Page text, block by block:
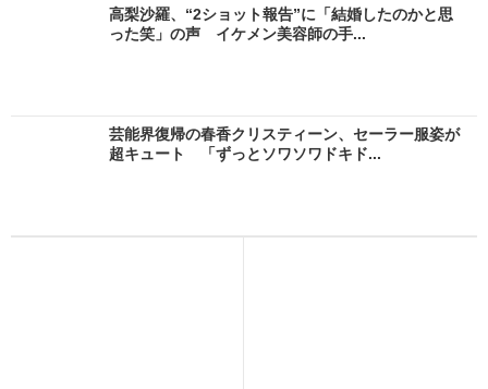
高梨沙羅、“2ショット報告”に「結婚したのかと思
った笑」の声 イケメン美容師の手...
芸能界復帰の春香クリスティーン、セーラー服姿が
超キュート 「ずっとソワソワドキド...